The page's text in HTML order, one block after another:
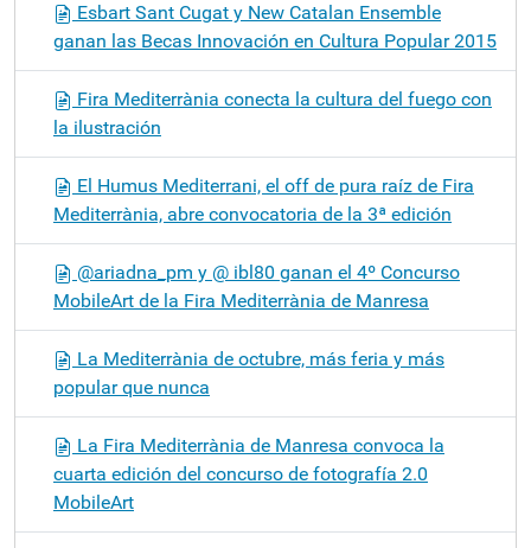
Esbart Sant Cugat y New Catalan Ensemble
ganan las Becas Innovación en Cultura Popular 2015
Fira Mediterrània conecta la cultura del fuego con
la ilustración
El Humus Mediterrani, el off de pura raíz de Fira
Mediterrània, abre convocatoria de la 3ª edición
@ariadna_pm y @ ibl80 ganan el 4º Concurso
MobileArt de la Fira Mediterrània de Manresa
La Mediterrània de octubre, más feria y más
popular que nunca
La Fira Mediterrània de Manresa convoca la
cuarta edición del concurso de fotografía 2.0
MobileArt